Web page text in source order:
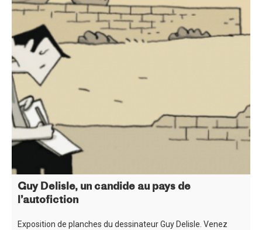
Guy Delisle, un candide au pays de
l’autofiction
Exposition de planches du dessinateur Guy Delisle. Venez